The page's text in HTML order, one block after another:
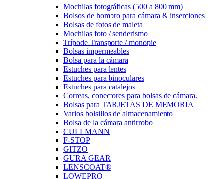
Mochilas fotográficas (500 a 800 mm)
Bolsos de hombro para cámara & inserciones
Bolsas de fotos de maleta
Mochilas foto / senderismo
Trípode Transporte / monopie
Bolsas impermeables
Bolsa para la cámara
Estuches para lentes
Estuches para binoculares
Estuches para catalejos
Correas, conectores para bolsas de cámara.
Bolsas para TARJETAS DE MEMORIA
Varios bolsillos de almacenamiento
Bolsa de la cámara antirrobo
CULLMANN
F-STOP
GITZO
GURA GEAR
LENSCOAT®
LOWEPRO